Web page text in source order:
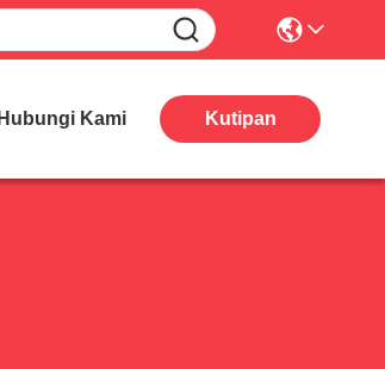
Hubungi Kami Kutipan